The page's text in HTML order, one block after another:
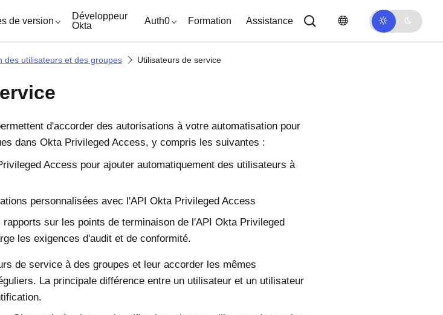
de version
Développeur
Okta
Auth0 Formation Assistance
des utilisateurs et des groupes Utilisateurs de service
d'accorder des autorisations à votre automatisation pour
dans Okta Privileged Access, y compris les suivantes :
Access pour ajouter automatiquement des utilisateurs à
personnalisées avec l'API Okta Privileged Access
sur les points de terminaison de l'API Okta Privileged
les exigences d'audit et de conformité.
de service à des groupes et leur accorder les mêmes
La principale différence entre un utilisateur et un utilisateur